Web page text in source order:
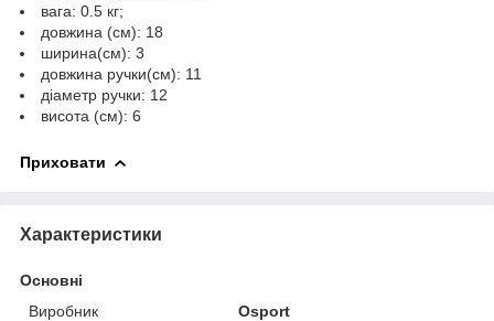
вага: 0.5 кг;
довжина (см): 18
ширина(см): 3
довжина ручки(см): 11
діаметр ручки: 12
висота (см): 6
Приховати
Характеристики
Основні
Виробник
Osport